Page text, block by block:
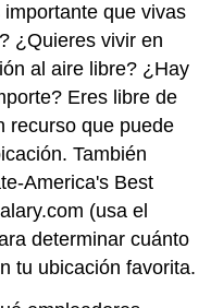
que vivas
¿Quieres vivir en
al aire libre? ¿Hay
Eres libre de
recurso que puede
También
America's Best
(usa el
determinar cuánto
tu ubicación favorita.